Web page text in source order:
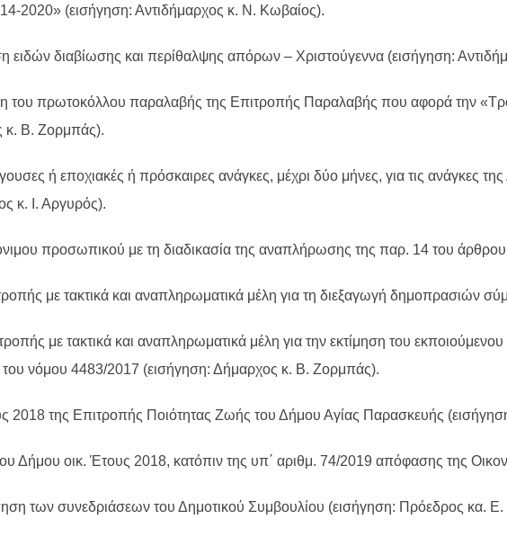
2020» (εισήγηση: Αντιδήμαρχος κ. Ν. Κωβαίος).
ειδών διαβίωσης και περίθαλψης απόρων – Χριστούγεννα (εισήγηση:
του πρωτοκόλλου παραλαβής της Επιτροπής Παραλαβής που αφορά την
κ. Β. Ζορμπάς).
ή εποχιακές ή πρόσκαιρες ανάγκες, μέχρι δύο μήνες, για τις ανάγκες της
κ. Ι. Αργυρός).
προσωπικού με τη διαδικασία της αναπλήρωσης της παρ. 14 του
με τακτικά και αναπληρωματικά μέλη για τη διεξαγωγή
με τακτικά και αναπληρωματικά μέλη για την εκτίμηση του
νόμου 4483/2017 (εισήγηση: Δήμαρχος κ. B. Ζορμπάς).
2018 της Επιτροπής Ποιότητας Ζωής του Δήμου Αγίας Παρασκευής
Δήμου οικ. Έτους 2018, κατόπιν της υπ΄ αριθμ. 74/2019 απόφασης της
των συνεδριάσεων του Δημοτικού Συμβουλίου (εισήγηση: Πρόεδρος κα.